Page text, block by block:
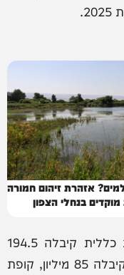
אזהרת זיהום חמורה
בנחלי הצפון
בחלוקה לפי קופות, שירותי בריאות כללית קיבלה 194.5
מיליון שקלים, מכבי שירותי בריאות קיבלה 85 מיליון, קופת